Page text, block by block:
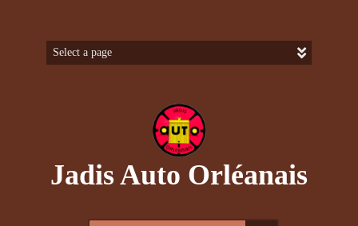
Jadis Auto Orléanais